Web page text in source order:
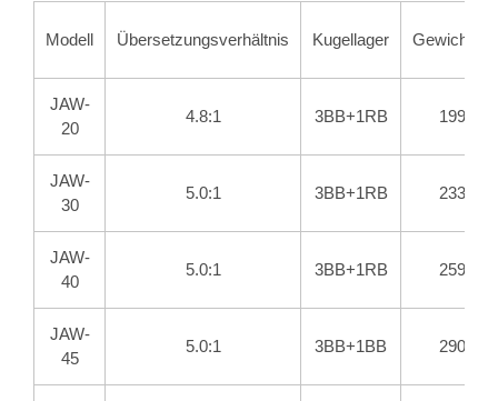
Modell Übersetzungsverhältnis Kugellager Gewicht(g)
JAW-
20
4.8:1 3BB+1RB 199
JAW-
30
5.0:1 3BB+1RB 233
JAW-
40
5.0:1 3BB+1RB 259
JAW-
45
5.0:1 3BB+1BB 290